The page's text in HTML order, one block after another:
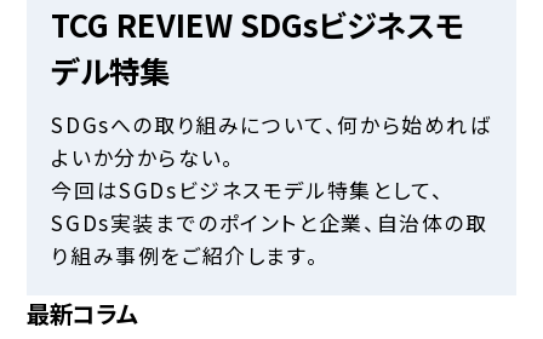
TCG REVIEW SDGsビジネスモ
デル特集
SDGsへの取り組みについて、何から始めれば
よいか分からない。
今回はSGDsビジネスモデル特集として、
SGDs実装までのポイントと企業、自治体の取
り組み事例をご紹介します。
最新コラム